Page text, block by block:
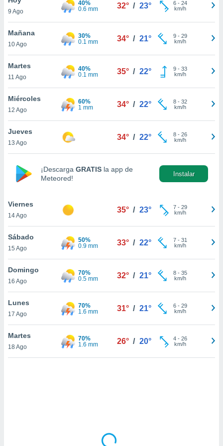
en
más
nuestra
de
aceptar
de
sitio
En
sean
el sitio
ni para
o
9 Ago
40%
0.6 mm
32° / 23° 6- 24
km/h
Mañana
10 Ago
30%
0.1 mm
34° / 21° 9- 29
km/h
Martes
11 Ago
40%
0.1 mm
35° / 22° 9- 33
km/h
Miércoles
12 Ago
60%
1 mm
34° / 22° 8- 32
km/h
Jueves
13 Ago
34° / 22° 8- 26
km/h
¡Descarga GRATIS la app de
Meteored!
Instalar
Viernes
14 Ago
35° / 23° 7- 29
km/h
Sábado
15 Ago
50%
0.9 mm
33° / 22° 7- 31
km/h
Domingo
16 Ago
70%
0.5 mm
32° / 21° 8- 35
km/h
Lunes
17 Ago
70%
1.6 mm
31° / 21° 6- 29
km/h
Martes
18 Ago
70%
1.6 mm
26° / 20° 4- 26
km/h